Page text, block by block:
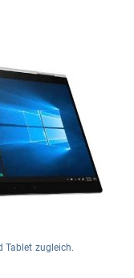
Tablet zugleich.